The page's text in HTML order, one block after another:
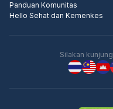
Panduan Komunitas
Hello Sehat dan Kemenkes
Silakan